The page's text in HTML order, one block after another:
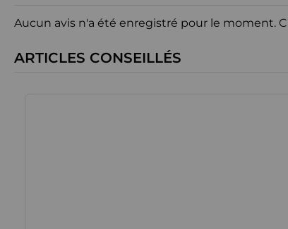
Aucun avis n'a été enregistré pour le moment.
ARTICLES CONSEILLÉS